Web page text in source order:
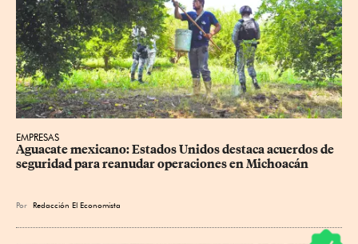
EMPRESAS
Aguacate mexicano: Estados Unidos destaca acuerdos de
seguridad para reanudar operaciones en Michoacán
Por Redacción El Economista